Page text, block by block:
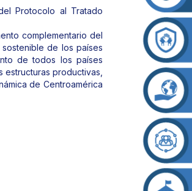
Protocolo al Tratado
complementario del
de los países
de todos los países
productivas,
de Centroamérica